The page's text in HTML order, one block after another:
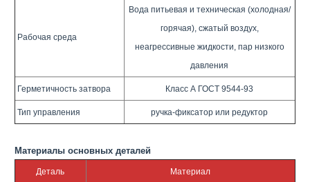
Рабочая среда
Вода питьевая и техническая (холодная/
горячая), сжатый воздух,
неагрессивные жидкости, пар низкого
давления
Герметичность затвора Класс А ГОСТ 9544-93
Тип управления ручка-фиксатор или редуктор
Материалы основных деталей
Деталь Материал